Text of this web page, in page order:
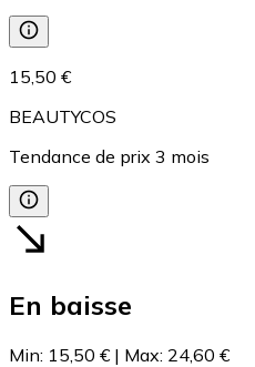
15,50 €
BEAUTYCOS
Tendance de prix 3 mois
En baisse
Min: 15,50 € | Max: 24,60 €